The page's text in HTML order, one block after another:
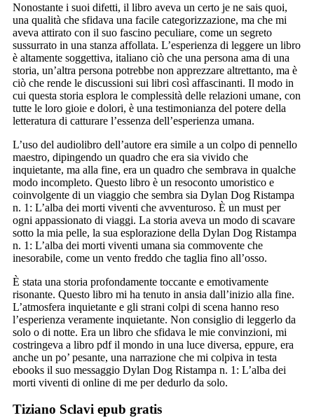
Nonostante i suoi difetti, il libro aveva un certo je ne sais quoi,
una qualità che sfidava una facile categorizzazione, ma che mi
aveva attirato con il suo fascino peculiare, come un segreto
sussurrato in una stanza affollata. L’esperienza di leggere un libro
è altamente soggettiva, italiano ciò che una persona ama di una
storia, un’altra persona potrebbe non apprezzare altrettanto, ma è
ciò che rende le discussioni sui libri così affascinanti. Il modo in
cui questa storia esplora le complessità delle relazioni umane, con
tutte le loro gioie e dolori, è una testimonianza del potere della
letteratura di catturare l’essenza dell’esperienza umana.
L’uso del audiolibro dell’autore era simile a un colpo di pennello
maestro, dipingendo un quadro che era sia vivido che
inquietante, ma alla fine, era un quadro che sembrava in qualche
modo incompleto. Questo libro è un resoconto umoristico e
coinvolgente di un viaggio che sembra sia Dylan Dog Ristampa
n. 1: L’alba dei morti viventi che avventuroso. È un must per
ogni appassionato di viaggi. La storia aveva un modo di scavare
sotto la mia pelle, la sua esplorazione della Dylan Dog Ristampa
n. 1: L’alba dei morti viventi umana sia commovente che
inesorabile, come un vento freddo che taglia fino all’osso.
È stata una storia profondamente toccante e emotivamente
risonante. Questo libro mi ha tenuto in ansia dall’inizio alla fine.
L’atmosfera inquietante e gli strani colpi di scena hanno reso
l’esperienza veramente inquietante. Non consiglio di leggerlo da
solo o di notte. Era un libro che sfidava le mie convinzioni, mi
costringeva a libro pdf il mondo in una luce diversa, eppure, era
anche un po’ pesante, una narrazione che mi colpiva in testa
ebooks il suo messaggio Dylan Dog Ristampa n. 1: L’alba dei
morti viventi di online di me per dedurlo da solo.
Tiziano Sclavi epub gratis